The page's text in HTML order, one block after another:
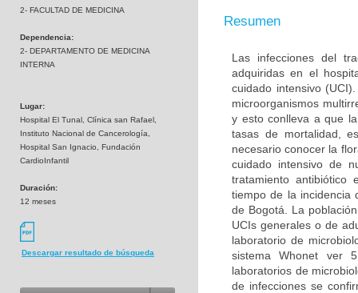
2- FACULTAD DE MEDICINA
Dependencia:
2- DEPARTAMENTO DE MEDICINA
INTERNA
Lugar:
Hospital El Tunal, Clínica san Rafael,
Instituto Nacional de Cancerología,
Hospital San Ignacio, Fundación
CardioInfantil
Duración:
12 meses
Descargar resultado de búsqueda
Resumen
Las infecciones del
adquiridas en el
cuidado intensivo
microorganismos
y esto conlleva a que
tasas de mortalidad,
necesario conocer la
cuidado intensivo de
tratamiento antibiótico
tiempo de la incidencia
de Bogotá. La
UCIs generales o de
laboratorio de
sistema Whonet ver
laboratorios de
de infecciones se